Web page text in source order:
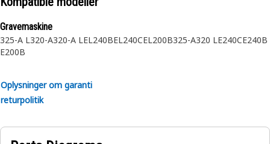
Gravemaskine
325-A L320-A320-A LEL240BEL240CEL200B325-A320 LE240CE240B
E200B
Oplysninger om garanti
returpolitik